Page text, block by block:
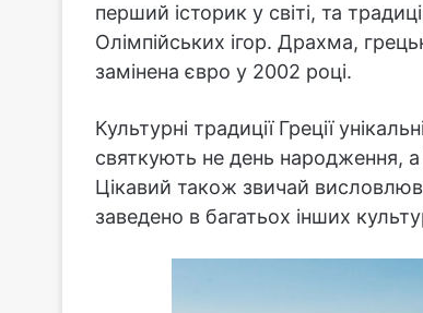
перший історик у світі, та
Олімпійських ігор. Драхма,
замінена євро у 2002 році.
Культурні традиції Греції
святкують не день народження,
Цікавий також звичай
заведено в багатьох інших